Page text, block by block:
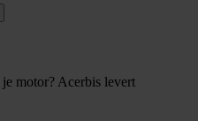
motor? Acerbis levert